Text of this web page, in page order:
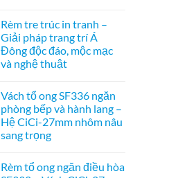
dưới
cho
cửa
đi
nhỏ
pháp
ngăn
lạnh,
chắn
bụi
và
điều
hòa
hiệu
quả
bình
luận
ở
Rèm
hạt
gỗ
ra
vào
phòng
thờ
–
Mành
Bách
Rèm tre trúc in tranh –
Giải pháp trang trí Á
Đông độc đáo, mộc mạc
và nghệ thuật
bình
luận
ở
Rèm
trúc
–
Vách tổ ong SF336 ngăn
phòng bếp và hành lang –
Hệ CiCi-27mm nhôm nâu
sang trọng
bình
Rèm tổ ong ngăn điều hòa